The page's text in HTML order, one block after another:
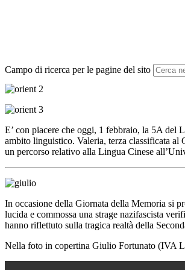
Campo di ricerca per le pagine del sito
E’ con piacere che oggi, 1 febbraio, la 5A
ambito linguistico. Valeria, terza classificata al
un percorso relativo alla Lingua Cinese
In occasione della Giornata della Memoria si
lucida e commossa una strage nazifascista
hanno riflettuto sulla tragica realtà della
Nella foto in copertina Giulio Fortunato (IVA